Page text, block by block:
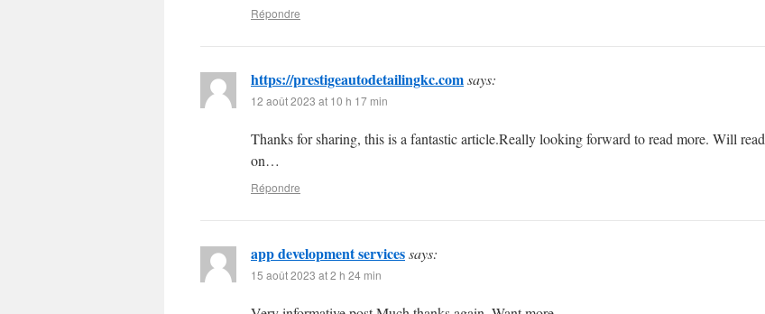
Répondre
https://prestigeautodetailingkc.comsays:
12 août 2023 at 10 h 17 min
Thanks for sharing, this is a fantastic article.Really looking forward to read more. Will read
on…
Répondre
app development servicessays:
15 août 2023 at 2 h 24 min